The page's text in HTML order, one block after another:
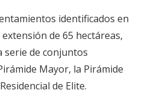
identificados en
de 65 hectáreas,
serie de conjuntos
Mayor, la Pirámide
de Elite.